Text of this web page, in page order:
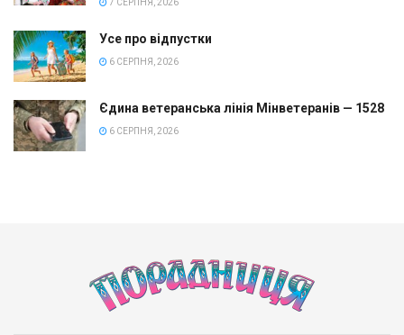
7 СЕРПНЯ, 2026
Усе про відпустки
6 СЕРПНЯ, 2026
Єдина ветеранська лінія Мінветеранів — 1528
6 СЕРПНЯ, 2026